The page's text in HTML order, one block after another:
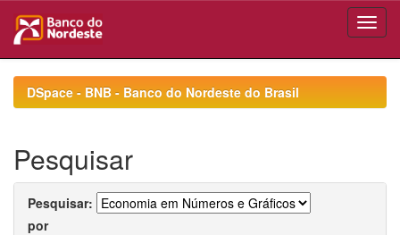
navigationDSpace - BNB - Banco do Nordeste do Brasil
Pesquisar
Pesquisar:
por